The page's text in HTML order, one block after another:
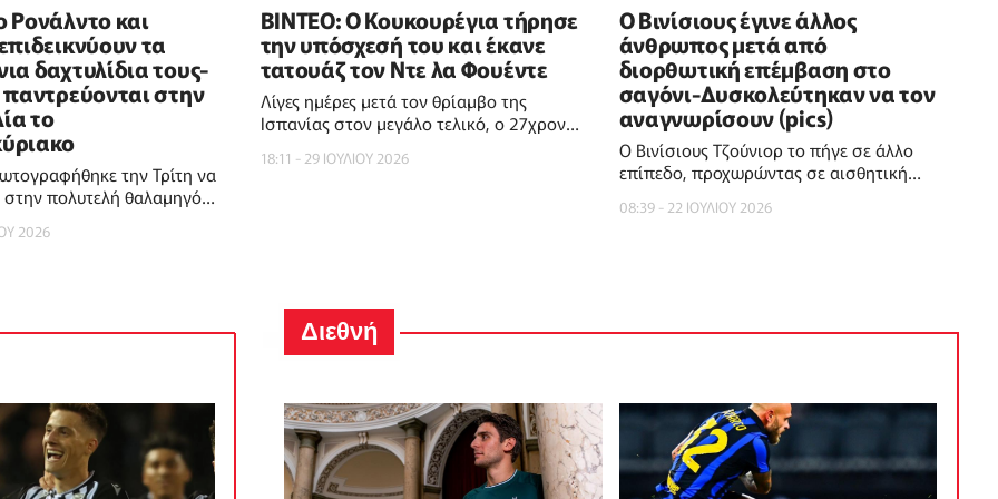
Ρονάλντο και
τα
δαχτυλίδια τους-
παντρεύονται στην
το
την Τρίτη να
στην πολυτελή θαλαμηγό
διαμαντένια
2026
ΒΙΝΤΕΟ: Ο Κουκουρέγια τήρησε
την υπόσχεσή του και έκανε
τατουάζ τον Ντε λα Φουέντε
Λίγες ημέρες μετά τον θρίαμβο της
Ισπανίας στον μεγάλο τελικό, ο 27χρονος
18:11 - 29 ΙΟΥΛΙΟΥ 2026
Ο Βινίσιους έγινε άλλος
άνθρωπος μετά από
διορθωτική επέμβαση στο
σαγόνι-Δυσκολεύτηκαν να τον
αναγνωρίσουν (pics)
Ο Βινίσιους Τζούνιορ το πήγε σε άλλο
επίπεδο, προχωρώντας σε αισθητική
08:39 - 22 ΙΟΥΛΙΟΥ 2026
Διεθνή